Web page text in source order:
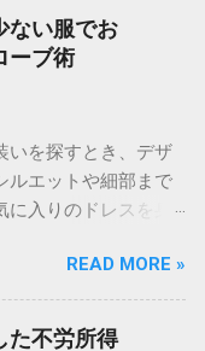
しまうのが資産運
の証券会社が良い
か分からず、立ち
うか。 お金のこと
の「土台作り」か
るポイントまで、初
資産運用を始める前
込みは素晴らしいで
てください。資産運
は、最初の「設計
ない服でお
ーブ術
いを探すとき、デザ
ルエットや細部まで
入りのドレスを身
大切な日のための一
ちら] 洗練されたデザ
力的に引き立てて
READ MORE »
た不労所得